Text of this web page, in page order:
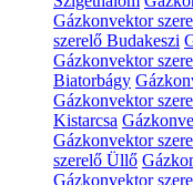
Gázkonvektor
szerelő Budakeszi
Gázkonvektor
Biatorbágy
Gázkonvektor
Kistarcsa
Gázkonvektor
szerelő Üllő
Gázkonvektor